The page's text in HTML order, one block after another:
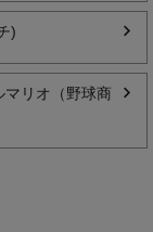
)
マリオ（野球商